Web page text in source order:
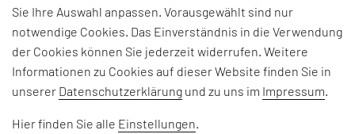
Ist eine jap. Denkweise zur schlanken und flachen
Organisation; Ziele des Lean Managements sind:
weniger Verantwortungsebenen,
kürzere und diskretere Kommunikationswege,
effizientere und flexible Arbeitsweise,
Sie Ihre Auswahl anpassen. Vorausgewählt sind nur
notwendige Cookies. Das Einverständnis in die Verwendung
der Cookies können Sie jederzeit widerrufen. Weitere
Informationen zu Cookies auf dieser Website finden Sie in
unserer Datenschutzerklärung und zu uns im Impressum.
Hier finden Sie alle Einstellungen.